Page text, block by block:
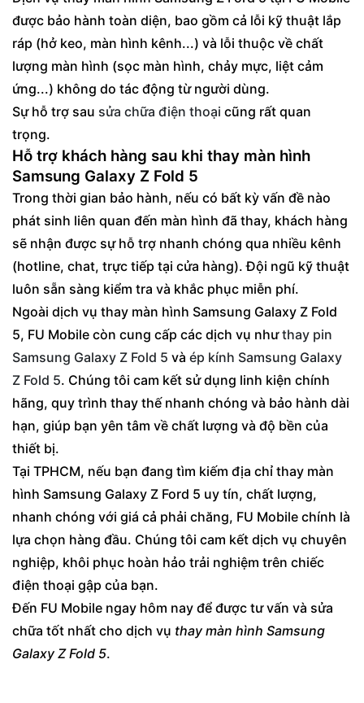
được bảo hành toàn diện, bao gồm cả lỗi kỹ thuật lắp
ráp (hở keo, màn hình kênh...) và lỗi thuộc về chất
lượng màn hình (sọc màn hình, chảy mực, liệt cảm
ứng...) không do tác động từ người dùng.
Sự hỗ trợ sau sửa chữa điện thoại cũng rất quan
trọng.
Hỗ trợ khách hàng sau khi thay màn hình
Samsung Galaxy Z Fold 5
Trong thời gian bảo hành, nếu có bất kỳ vấn đề nào
phát sinh liên quan đến màn hình đã thay, khách hàng
sẽ nhận được sự hỗ trợ nhanh chóng qua nhiều kênh
(hotline, chat, trực tiếp tại cửa hàng). Đội ngũ kỹ thuật
luôn sẵn sàng kiểm tra và khắc phục miễn phí.
Ngoài dịch vụ thay màn hình Samsung Galaxy Z Fold
5, FU Mobile còn cung cấp các dịch vụ nhưthay pin
Samsung Galaxy Z Fold 5 và ép kính Samsung Galaxy
Z Fold 5. Chúng tôi cam kết sử dụng linh kiện chính
hãng, quy trình thay thế nhanh chóng và bảo hành dài
hạn, giúp bạn yên tâm về chất lượng và độ bền của
thiết bị.
Tại TPHCM, nếu bạn đang tìm kiếm địa chỉ thay màn
hình Samsung Galaxy Z Ford 5 uy tín, chất lượng,
nhanh chóng với giá cả phải chăng, FU Mobile chính là
lựa chọn hàng đầu. Chúng tôi cam kết dịch vụ chuyên
nghiệp, khôi phục hoàn hảo trải nghiệm trên chiếc
điện thoại gập của bạn.
Đến FU Mobile ngay hôm nay để được tư vấn và sửa
chữa tốt nhất cho dịch vụ thay màn hình Samsung
Galaxy Z Fold 5.